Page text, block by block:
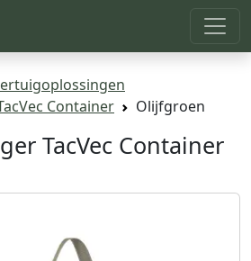
Container
Olijfgroen
TacVec Container